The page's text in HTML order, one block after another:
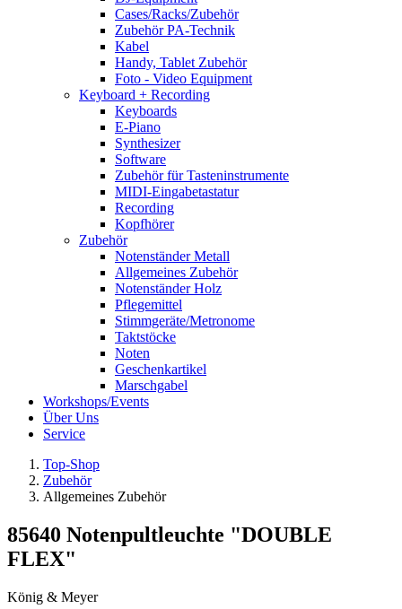
Cases/Racks/Zubehör
Zubehör PA-Technik
Kabel
Handy, Tablet Zubehör
Foto - Video Equipment
Keyboard + Recording
Keyboards
E-Piano
Synthesizer
Software
Zubehör für Tasteninstrumente
MIDI-Eingabetastatur
Recording
Kopfhörer
Zubehör
Notenständer Metall
Allgemeines Zubehör
Notenständer Holz
Pflegemittel
Stimmgeräte/Metronome
Taktstöcke
Noten
Geschenkartikel
Marschgabel
Workshops/Events
Über Uns
Service
Top-Shop
Zubehör
Allgemeines Zubehör
85640 Notenpultleuchte "DOUBLE
FLEX"
König & Meyer